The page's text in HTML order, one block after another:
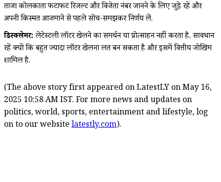
ताजा कोलकाता फटाफट रिजल्ट और विजेता नंबर जानने के लिए जुड़े रहें और
अपनी किस्मत आजमाने से पहले सोच-समझकर निर्णय लें.
डिस्क्लेमर:लेटेस्टली लॉटरी खेलने का समर्थन या प्रोत्साहन नहीं करता है. सावधान
रहें क्यों कि बहुत ज्यादा लॉटरी खेलना लत बन सकता है और इसमें वित्तीय जोखिम
शामिल है.
(The above story first appeared on LatestLY on May 16,
2025 10:58 AM IST. For more news and updates on
politics, world, sports, entertainment and lifestyle, log
on to our website latestly.com).